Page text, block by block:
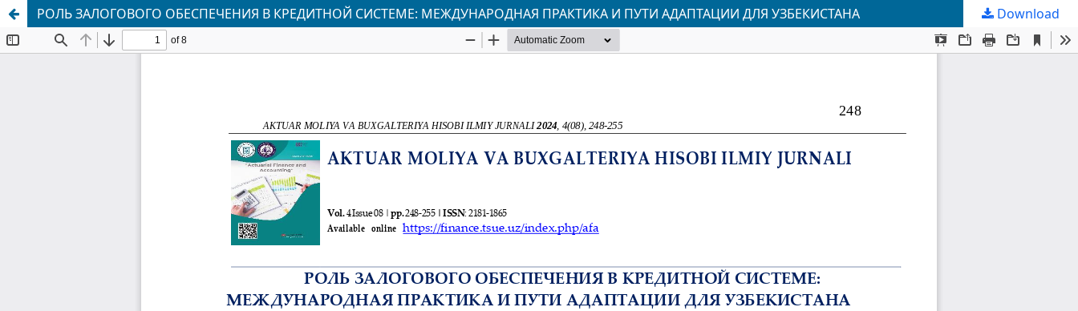
РОЛЬ ЗАЛОГОВОГО ОБЕСПЕЧЕНИЯ В КРЕДИТНОЙ СИСТЕМЕ: МЕЖДУНАРОДНАЯ ПРАКТИКА И ПУТИ АДАПТАЦИИ ДЛЯ УЗБЕКИСТАНА Download